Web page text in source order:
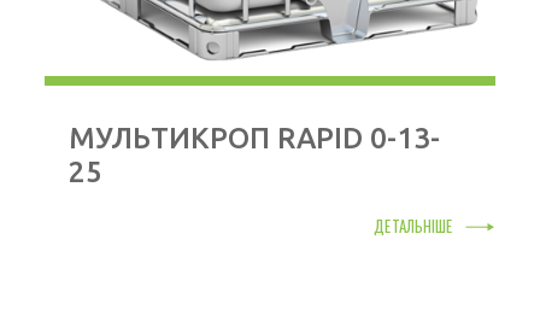
МУЛЬТИКРОП RAPID 0-13-
25
ДЕТАЛЬНІШЕ